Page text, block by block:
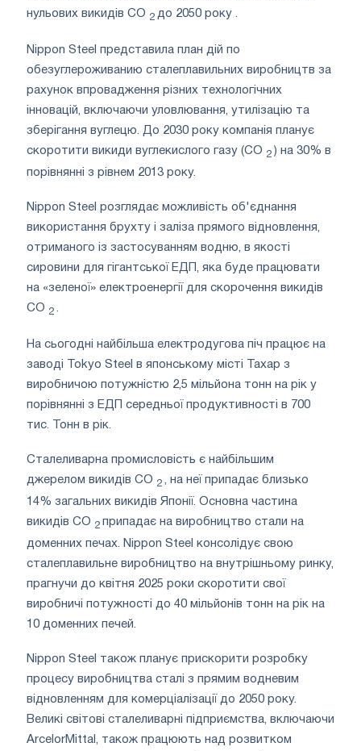
нульових викидів CO 2 до 2050 року .
Nippon Steel представила план дій по
обезуглероживанию сталеплавильних виробництв за
рахунок впровадження різних технологічних
інновацій, включаючи уловлювання, утилізацію та
зберігання вуглецю. До 2030 року компанія планує
скоротити викиди вуглекислого газу (CO 2 ) на 30% в
порівнянні з рівнем 2013 року.
Nippon Steel розглядає можливість об'єднання
використання брухту і заліза прямого відновлення,
отриманого із застосуванням водню, в якості
сировини для гігантської ЕДП, яка буде працювати
на «зеленої» електроенергії для скорочення викидів
CO 2
На сьогодні найбільша електродугова піч працює на
заводі Tokyo Steel в японському місті Тахар з
виробничою потужністю 2,5 мільйона тонн на рік у
порівнянні з ЕДП середньої продуктивності в 700
тис. Тонн в рік.
Сталеливарна промисловість є найбільшим
джерелом викидів CO 2
, на неї припадає близько
14% загальних викидів Японії. Основна частина
викидів CO 2 припадає на виробництво стали на
доменних печах. Nippon Steel консолідує свою
сталеплавильне виробництво на внутрішньому ринку,
прагнучи до квітня 2025 роки скоротити свої
виробничі потужності до 40 мільйонів тонн на рік на
10 доменних печей.
Nippon Steel також планує прискорити розробку
процесу виробництва сталі з прямим водневим
відновленням для комерціалізації до 2050 року.
Великі світові сталеливарні підприємства, включаючи
ArcelorMittal, також працюють над розвитком